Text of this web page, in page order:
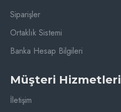
Siparişler
Ortaklık Sistemi
Banka Hesap Bilgileri
Müşteri Hizmetleri
İletişim